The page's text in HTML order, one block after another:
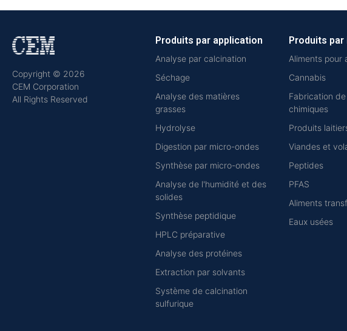
Copyright © 2026
CEM Corporation
All Rights Reserved
Produits par application
Analyse par calcination
Séchage
Analyse des matières
grasses
Hydrolyse
Digestion par micro-ondes
Synthèse par micro-ondes
Analyse de l'humidité et des
solides
Synthèse peptidique
HPLC préparative
Analyse des protéines
Extraction par solvants
Système de calcination
sulfurique
Produits
Aliments pour
Cannabis
Fabrication
chimiques
Produits
Viandes et
Peptides
PFAS
Aliments
Eaux usées